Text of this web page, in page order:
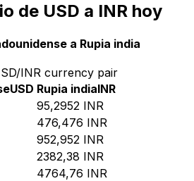
de USD a INR hoy
a Rupia india
INR currency pair
USD Rupia indiaINR
95,2952 INR
476,476 INR
952,952 INR
2382,38 INR
4764,76 INR